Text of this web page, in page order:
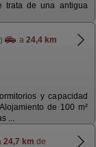
trata de una antigua
a 24,4 km
y capacidad
de 100 m²
...
24,7 km de